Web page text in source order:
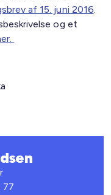
af 15. juni 2016.
og et
77